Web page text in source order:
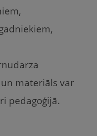
materiāls var
pedagoģijā.